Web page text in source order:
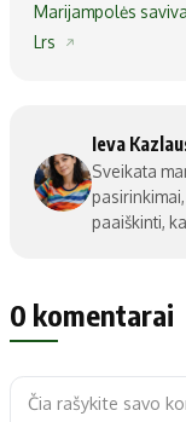
Marijampolės
Lrs
Ieva
Sveikata
paaiškinti,
0 komentarai